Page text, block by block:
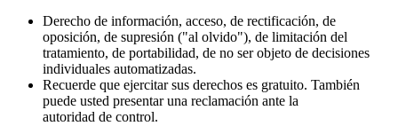
Derecho de información, acceso, de rectificación, de
oposición, de supresión ("al olvido"), de limitación del
tratamiento, de portabilidad, de no ser objeto de decisiones
individuales automatizadas.
Recuerde que ejercitar sus derechos es gratuito. También
puede usted presentar una reclamación ante la
autoridad de control.